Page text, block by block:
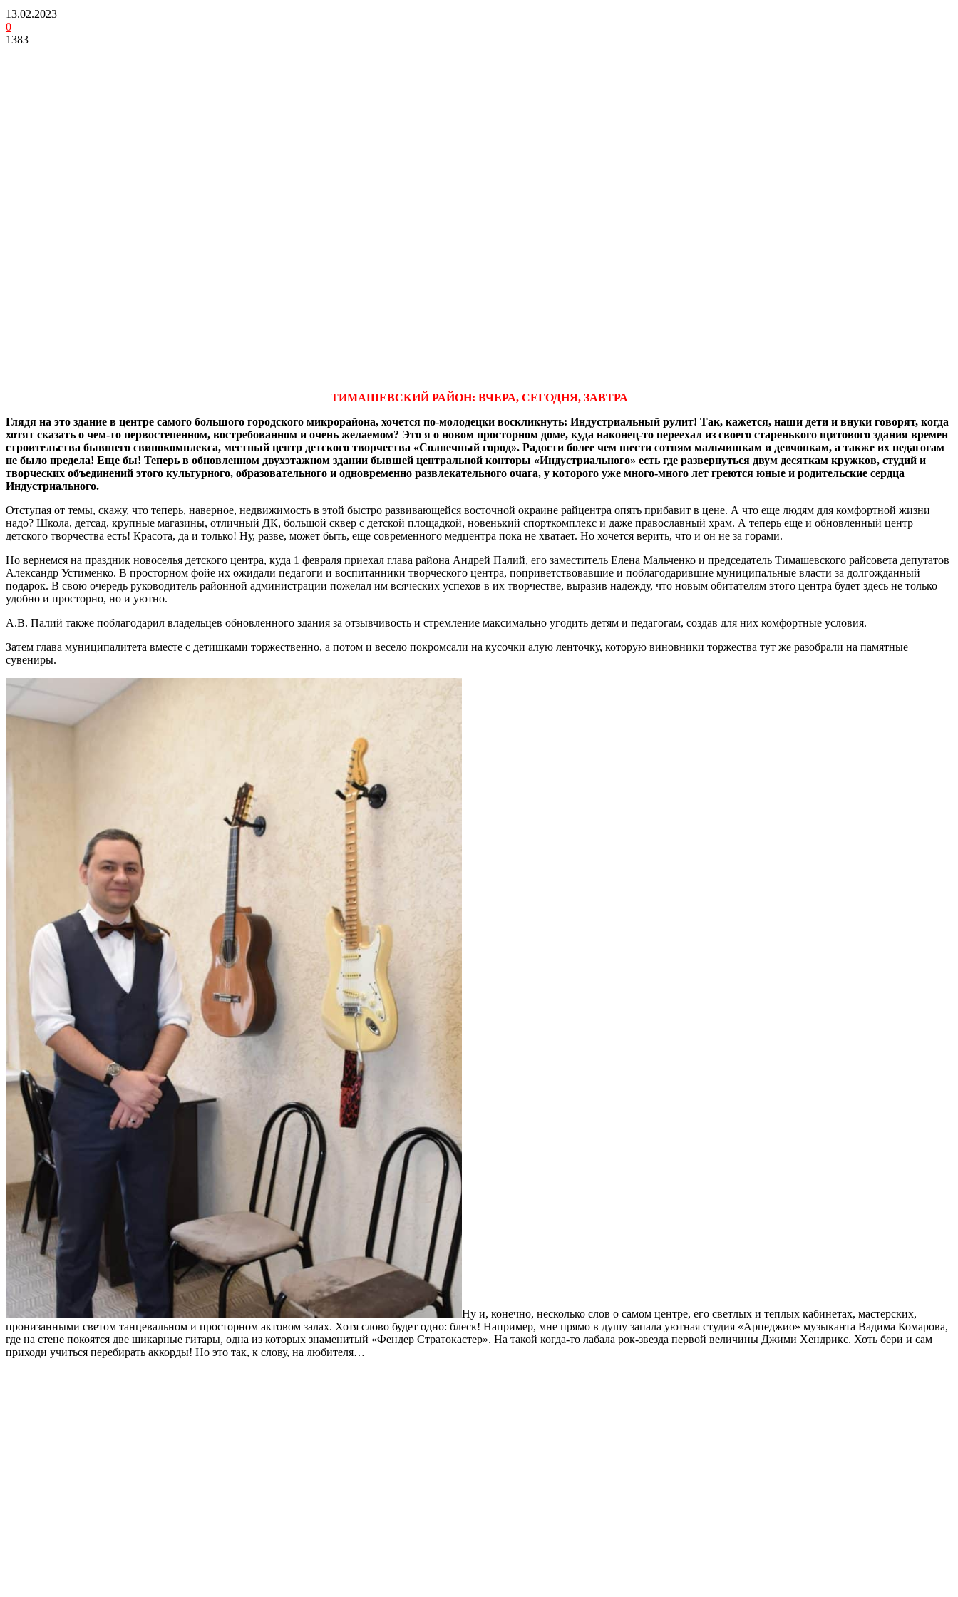
13.02.2023
0
1383
ТИМАШЕВСКИЙ РАЙОН: ВЧЕРА, СЕГОДНЯ, ЗАВТРА
Глядя на это здание в центре самого большого городского микрорайона, хочется по-молодецки воскликнуть: Индустриальный рулит! Так, кажется, наши дети и внуки говорят, когда
хотят сказать о чем-то первостепенном, востребованном и очень желаемом? Это я о новом просторном доме, куда наконец-то переехал из своего старенького щитового здания времен
строительства бывшего свинокомплекса, местный центр детского творчества «Солнечный город». Радости более чем шести сотням мальчишкам и девчонкам, а также их педагогам
не было предела! Еще бы! Теперь в обновленном двухэтажном здании бывшей центральной конторы «Индустриального» есть где развернуться двум десяткам кружков, студий и
творческих объединений этого культурного, образовательного и одновременно развлекательного очага, у которого уже много-много лет греются юные и родительские сердца
Индустриального.
Отступая от темы, скажу, что теперь, наверное, недвижимость в этой быстро развивающейся восточной окраине райцентра опять прибавит в цене. А что еще людям для комфортной жизни
надо? Школа, детсад, крупные магазины, отличный ДК, большой сквер с детской площадкой, новенький спорткомплекс и даже православный храм. А теперь еще и обновленный центр
детского творчества есть! Красота, да и только! Ну, разве, может быть, еще современного медцентра пока не хватает. Но хочется верить, что и он не за горами.
Но вернемся на праздник новоселья детского центра, куда 1 февраля приехал глава района Андрей Палий, его заместитель Елена Мальченко и председатель Тимашевского райсовета депутатов
Александр Устименко. В просторном фойе их ожидали педагоги и воспитанники творческого центра, поприветствовавшие и поблагодарившие муниципальные власти за долгожданный
подарок. В свою очередь руководитель районной администрации пожелал им всяческих успехов в их творчестве, выразив надежду, что новым обитателям этого центра будет здесь не только
удобно и просторно, но и уютно.
А.В. Палий также поблагодарил владельцев обновленного здания за отзывчивость и стремление максимально угодить детям и педагогам, создав для них комфортные условия.
Затем глава муниципалитета вместе с детишками торжественно, а потом и весело покромсали на кусочки алую ленточку, которую виновники торжества тут же разобрали на памятные
сувениры.
Ну и, конечно, несколько слов о самом центре, его светлых и теплых кабинетах, мастерских,
пронизанными светом танцевальном и просторном актовом залах. Хотя слово будет одно: блеск! Например, мне прямо в душу запала уютная студия «Арпеджио» музыканта Вадима Комарова,
где на стене покоятся две шикарные гитары, одна из которых знаменитый «Фендер Стратокастер». На такой когда-то лабала рок-звезда первой величины Джими Хендрикс. Хоть бери и сам
приходи учиться перебирать аккорды! Но это так, к слову, на любителя…